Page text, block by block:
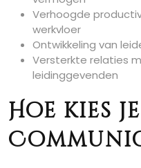
Verhoogde
werkvloer
Ontwikkeling van
Versterkte relaties
leidinggevenden
Hoe kies